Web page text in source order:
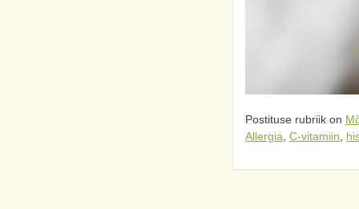
Postituse rubriik on
Allergia, C-vitamiin,